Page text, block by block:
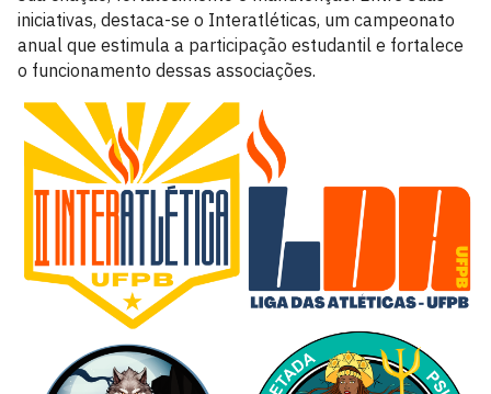
iniciativas, destaca-se o Interatléticas, um campeonato
anual que estimula a participação estudantil e fortalece
o funcionamento dessas associações.